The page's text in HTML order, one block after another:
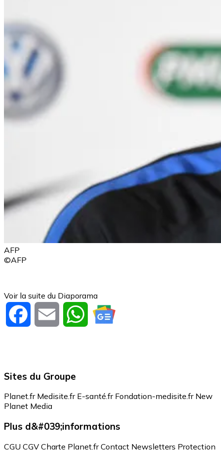
AFP
©AFP
Voir la suite du Diaporama
Facebook Email WhatsApp
Sites du Groupe
Planet.fr Medisite.fr E-santé.fr Fondation-medisite.fr New
Planet Media
Plus d&#039;informations
CGU CGV Charte Planet.fr Contact Newsletters Protection